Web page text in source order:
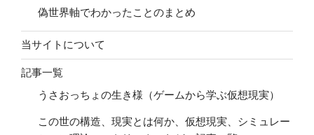
偽世界軸でわかったことのまとめ
当サイトについて
記事一覧
うさおっちょの生き様（ゲームから学ぶ仮想現実）
この世の構造、現実とは何か、仮想現実、シミュレー